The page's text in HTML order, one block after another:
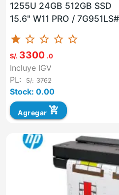
1255U 24GB 512GB SSD
15.6" W11 PRO /
star star_border star_border star_border star_border
S/. 3300 .0
Incluye IGV
PL:
S/. 3762
Stock: 0.00
Agregar add_shopping_cart